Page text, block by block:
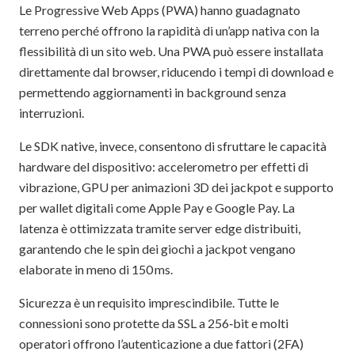
Le Progressive Web Apps (PWA) hanno guadagnato
terreno perché offrono la rapidità di un’app nativa con la
flessibilità di un sito web. Una PWA può essere installata
direttamente dal browser, riducendo i tempi di download e
permettendo aggiornamenti in background senza
interruzioni.
Le SDK native, invece, consentono di sfruttare le capacità
hardware del dispositivo: accelerometro per effetti di
vibrazione, GPU per animazioni 3D dei jackpot e supporto
per wallet digitali come Apple Pay e Google Pay. La
latenza è ottimizzata tramite server edge distribuiti,
garantendo che le spin dei giochi a jackpot vengano
elaborate in meno di 150 ms.
Sicurezza è un requisito imprescindibile. Tutte le
connessioni sono protette da SSL a 256‑bit e molti
operatori offrono l’autenticazione a due fattori (2FA)